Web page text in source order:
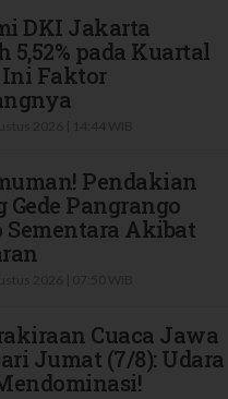
DKI Jakarta
5,52% pada Kuartal
Ini Faktor
Pendakian
Gede Pangrango
Akibat
Cuaca Jawa
Jumat (7/8): Udara